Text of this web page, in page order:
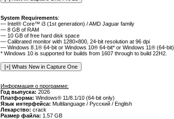
System Requirements:
— Intel® Core™ i3 (1st generation) / AMD Jaguar family
— 8 GB of RAM
— 10 GB of free hard disk space
— Calibrated monitor with 1280×800, 24-bit resolution at 96 dpi
— Windows 8.1® 64-bit or Windows 10® 64-bit* or Windows 11® (64-bit)
* Windows 10 is supported for builds from 1607 through to build 22H2.
Информация о программе:
Год выпуска: 2026
Платформа: Windows® 11/8.1/10 (64-bit only)
Язык интерфейса: Multilanguage / Русский / English
Лекарство: crack
Размер файла: 1.57 GB